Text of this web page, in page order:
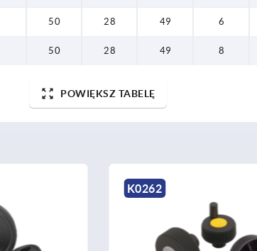
50 28 49 6
50 28 49 8
POWIĘKSZ TABELĘ
K1525